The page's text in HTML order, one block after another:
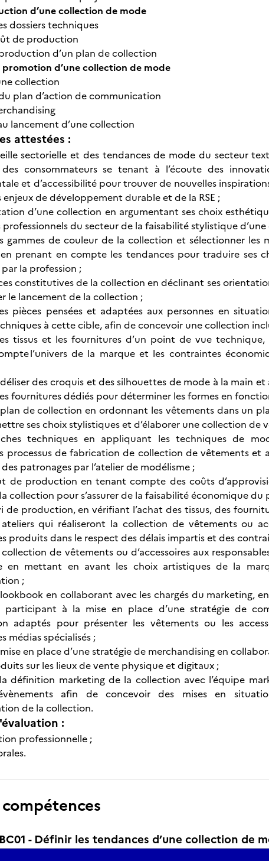
d’une collection de mode
dossiers techniques
de production
d’un plan de collection
d’une collection de mode
collection
plan d’action de communication
lancement d’une collection
attestées :
sectorielle et des tendances de mode du secteur
consommateurs se tenant à l’écoute des
et d’accessibilité pour trouver de nouvelles
enjeux de développement durable et de la RSE ;
d’une collection en argumentant ses choix
du secteur de la faisabilité stylistique
gammes de couleur de la collection et sélectionner les
en prenant en compte les tendances pour traduire ses
la profession ;
constitutives de la collection en déclinant ses
le lancement de la collection ;
pièces pensées et adaptées aux personnes en
à cette cible, afin de concevoir une collection
tissus et les fournitures d’un point de vue
l’univers de la marque et les contraintes
des croquis et des silhouettes de mode à la main
fournitures dédiés pour déterminer les formes en
de collection en ordonnant les vêtements dans un
ses choix stylistiques et d’élaborer une collection
techniques en appliquant les techniques de
processus de fabrication de collection de vêtements et
patronages par l’atelier de modélisme ;
de production en tenant compte des coûts
collection pour s’assurer de la faisabilité économique
de production, en vérifiant l’achat des tissus, des
qui réaliseront la collection de vêtements ou
produits dans le respect des délais impartis et des
de vêtements ou d’accessoires aux
en mettant en avant les choix artistiques de la
;
en collaborant avec les chargés du marketing,
participant à la mise en place d’une stratégie de
adaptés pour présenter les vêtements ou les
médias spécialisés ;
en place d’une stratégie de merchandising en
sur les lieux de vente physique et digitaux ;
définition marketing de la collection avec l’équipe
afin de concevoir des mises en
de la collection.
:
professionnelle ;
- Définir les tendances d’une collection de